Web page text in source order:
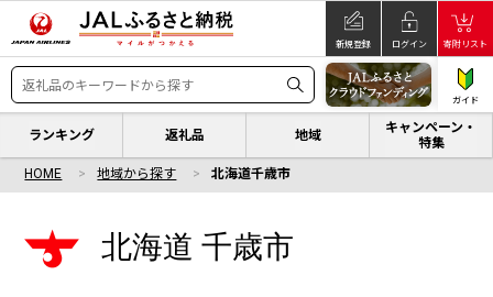
新規登録 ログイン 寄附リスト
ガイド
ランキング 返礼品 地域
キャンペーン・
特集
HOME 地域から探す 北海道千歳市
北海道 千歳市